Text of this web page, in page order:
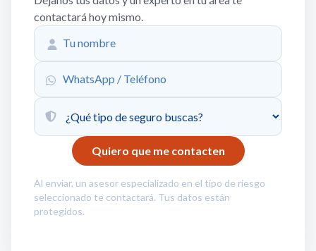
contactará hoy mismo.
Al enviar, un asesor especializado en el tipo de riesgo
seleccionado te contactará. Tus datos están
protegidos.